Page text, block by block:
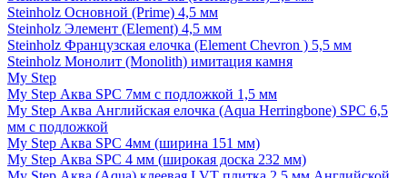
Steinholz Основной (Prime) 4,5 мм
Steinholz Элемент (Element) 4,5 мм
Steinholz Французская елочка (Element Chevron ) 5,5 мм
Steinholz Монолит (Monolith) имитация камня
My Step
My Step Аква SPC 7мм c подложкой 1,5 мм
My Step Аква Английская елочка (Aqua Herringbone) SPC 6,5
мм с подложкой
My Step Аква SPC 4мм (ширина 151 мм)
My Step Аква SPC 4 мм (широкая доска 232 мм)